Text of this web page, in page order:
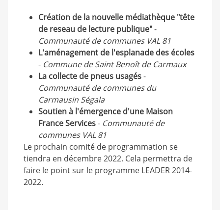
Création de la nouvelle médiathèque "tête
de reseau de lecture publique"-
Communauté de communes VAL 81
L'aménagement de l'esplanade des écoles
- Commune de Saint Benoît de Carmaux
La collecte de pneus usagés-
Communauté de communes du
Carmausin Ségala
Soutien à l'émergence d'une Maison
France Services- Communauté de
communes VAL 81
Le prochain comité de programmation se
tiendra en décembre 2022. Cela permettra de
faire le point sur le programme LEADER 2014-
2022.